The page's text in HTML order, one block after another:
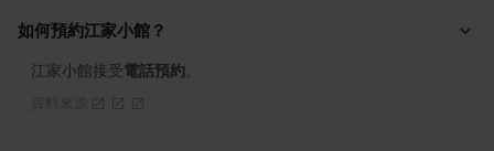
如何預約江家小館？
江家小館接受電話預約